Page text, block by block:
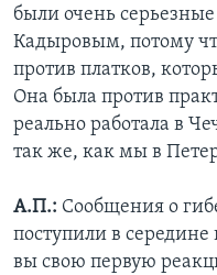
были очень
Кадыровым, потому
против платков,
Она была против
реально работала в
так же, как мы в
А.П.: Сообщения о
поступили в
вы свою первую